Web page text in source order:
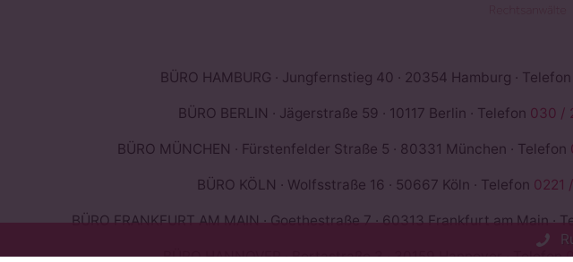
BÜRO HAMBURG · Jungfernstieg 40 · 20354 Hamburg · Telefon
BÜRO BERLIN · Jägerstraße 59 · 10117 Berlin · Telefon 030 /
BÜRO MÜNCHEN · Fürstenfelder Straße 5 · 80331 München · Telefon
BÜRO KÖLN · Wolfsstraße 16 · 50667 Köln · Telefon 0221
BÜRO FRANKFURT AM MAIN · Goethestraße 7 · 60313 Frankfurt am Main ·
BÜRO HANNOVER · Bertastraße 3 · 30159 Hannover · Telefon